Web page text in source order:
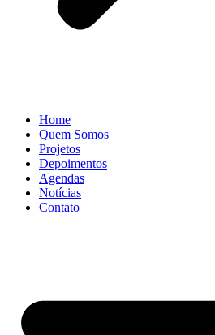
Home
Quem Somos
Projetos
Depoimentos
Agendas
Notícias
Contato